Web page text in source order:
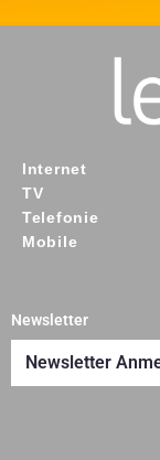
Internet
TV
Telefonie
Mobile
Newsletter
Newsletter